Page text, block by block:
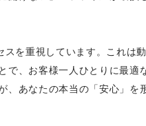
スを重視しています。これは
で、お客様一人ひとりに最適
、あなたの本当の「安心」を